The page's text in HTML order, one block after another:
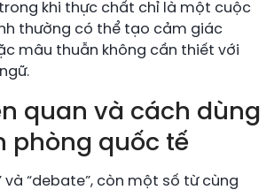
trong khi thực chất chỉ là một cuộc
thường có thể tạo cảm giác
mâu thuẫn không cần thiết với
quan và cách dùng
phòng quốc tế
và “debate”, còn một số từ cùng